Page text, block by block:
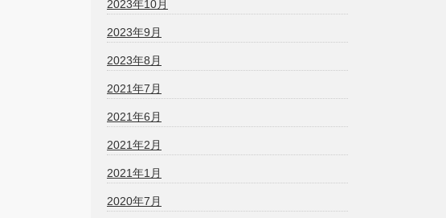
2023年10月
2023年9月
2023年8月
2021年7月
2021年6月
2021年2月
2021年1月
2020年7月